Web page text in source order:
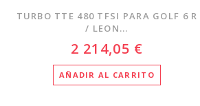
TURBO TTE 480 TFSI PARA GOLF 6 R
/ LEON...
2 214,05 €
AÑADIR AL CARRITO